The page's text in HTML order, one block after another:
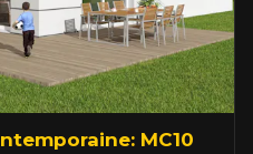
MC10